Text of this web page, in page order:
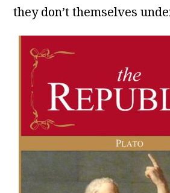
they don’t themselves